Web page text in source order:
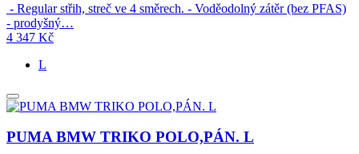
- Regular střih, streč ve 4 směrech. - Voděodolný zátěr (bez PFAS)
- prodyšný…
4 347 Kč
L
PUMA BMW TRIKO POLO,PÁN. L